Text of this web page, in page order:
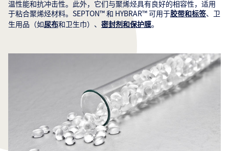
温性能和抗冲击性。此外，它们与聚烯烃具有良好的相容性，适用
于粘合聚烯烃材料。SEPTON™ 和 HYBRAR™ 可用于胶带和标签、卫
生用品（如尿布和卫生巾）、 密封剂和保护膜。